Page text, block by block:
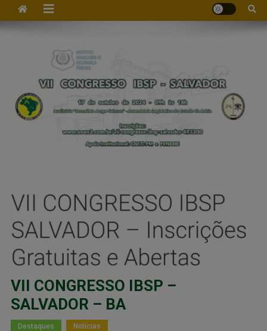
VII CONGRESSO IBSP –
SALVADOR – BA
Destaques Notícias